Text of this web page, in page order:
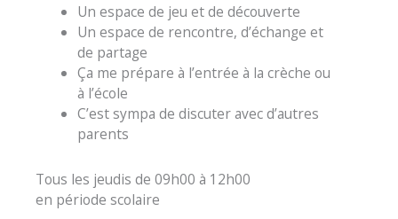
Un espace de jeu et de découverte
Un espace de rencontre, d’échange et
de partage
Ça me prépare à l’entrée à la crèche ou
à l’école
C’est sympa de discuter avec d’autres
parents
Tous les jeudis de 09h00 à 12h00
en période scolaire